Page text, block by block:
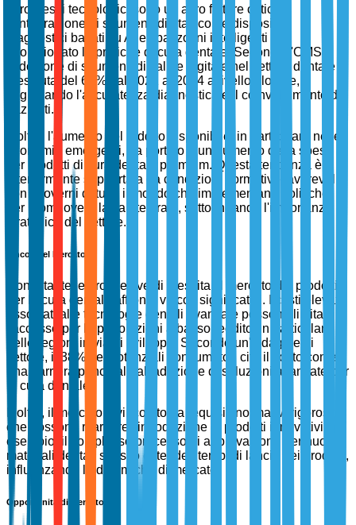
I progressi tecnologici sono un altro fattore critico.
L'integrazione di strumenti digitali come dispositivi
diagnostici basati su AI e spazzolini intelligenti ha
rivoluzionato le pratiche di cura dentale. Secondo l'OMS,
l'adozione di strumenti di salute digitale nel settore dentale è
cresciuta del 68% dal 2021 al 2024 a livello globale,
migliorando l'accuratezza diagnostica e il coinvolgimento dei
pazienti.
Inoltre, l'aumento del reddito disponibile, in particolare nelle
economie emergenti, ha portato a un aumento della spesa
per prodotti di cura dentale premium. Questa tendenza è
ulteriormente supportata da condizioni normative favorevoli,
con i governi di tutto il mondo che implementano politiche
per promuovere la salute orale, sottolineando l'importanza
strategica del settore.
Vincoli del Mercato
Nonostante le prospettive di crescita, il mercato dei prodotti
per la cura dentale affronta vincoli significativi. I costi elevati
associati alle tecnologie dentali avanzate possono limitare
l'accesso per le popolazioni a basso reddito, in particolare
nelle regioni in via di sviluppo. Secondo un'indagine di
settore, il 38% dei potenziali consumatori cita il costo come
una barriera principale all'adozione di soluzioni avanzate per
la cura dentale.
Inoltre, il mercato è vincolato da requisiti normativi rigorosi,
che possono ritardare l'introduzione di prodotti innovativi. Ad
esempio, il complesso processo di approvazione per nuovi
materiali dentali spesso estende i tempi di lancio dei prodotti,
influenzando le dinamiche di mercato.
Opportunità di Mercato